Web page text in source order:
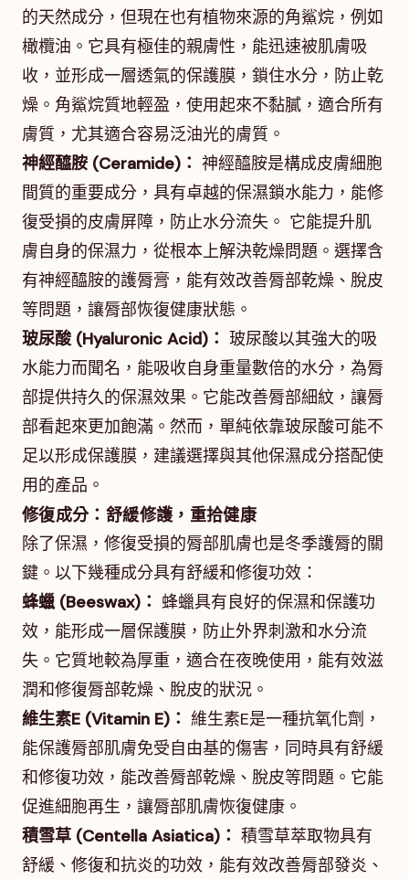
的天然成分，但現在也有植物來源的角鯊烷，例如
橄欖油。它具有極佳的親膚性，能迅速被肌膚吸
收，並形成一層透氣的保護膜，鎖住水分，防止乾
燥。角鯊烷質地輕盈，使用起來不黏膩，適合所有
膚質，尤其適合容易泛油光的膚質。
神經醯胺 (Ceramide)： 神經醯胺是構成皮膚細胞
間質的重要成分，具有卓越的保濕鎖水能力，能修
復受損的皮膚屏障，防止水分流失。 它能提升肌
膚自身的保濕力，從根本上解決乾燥問題。選擇含
有神經醯胺的護脣膏，能有效改善脣部乾燥、脫皮
等問題，讓脣部恢復健康狀態。
玻尿酸 (Hyaluronic Acid)： 玻尿酸以其強大的吸
水能力而聞名，能吸收自身重量數倍的水分，為脣
部提供持久的保濕效果。它能改善脣部細紋，讓脣
部看起來更加飽滿。然而，單純依靠玻尿酸可能不
足以形成保護膜，建議選擇與其他保濕成分搭配使
用的產品。
修復成分：舒緩修護，重拾健康
除了保濕，修復受損的脣部肌膚也是冬季護脣的關
鍵。以下幾種成分具有舒緩和修復功效：
蜂蠟 (Beeswax)： 蜂蠟具有良好的保濕和保護功
效，能形成一層保護膜，防止外界刺激和水分流
失。它質地較為厚重，適合在夜晚使用，能有效滋
潤和修復脣部乾燥、脫皮的狀況。
維生素E (Vitamin E)： 維生素E是一種抗氧化劑，
能保護脣部肌膚免受自由基的傷害，同時具有舒緩
和修復功效，能改善脣部乾燥、脫皮等問題。它能
促進細胞再生，讓脣部肌膚恢復健康。
積雪草 (Centella Asiatica)： 積雪草萃取物具有
舒緩、修復和抗炎的功效，能有效改善脣部發炎、